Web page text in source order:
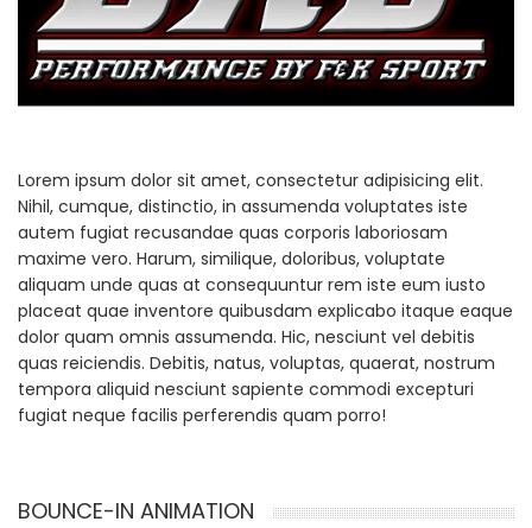
Lorem ipsum dolor sit amet, consectetur adipisicing elit.
Nihil, cumque, distinctio, in assumenda voluptates iste
autem fugiat recusandae quas corporis laboriosam
maxime vero. Harum, similique, doloribus, voluptate
aliquam unde quas at consequuntur rem iste eum iusto
placeat quae inventore quibusdam explicabo itaque eaque
dolor quam omnis assumenda. Hic, nesciunt vel debitis
quas reiciendis. Debitis, natus, voluptas, quaerat, nostrum
tempora aliquid nesciunt sapiente commodi excepturi
fugiat neque facilis perferendis quam porro!
BOUNCE-IN ANIMATION